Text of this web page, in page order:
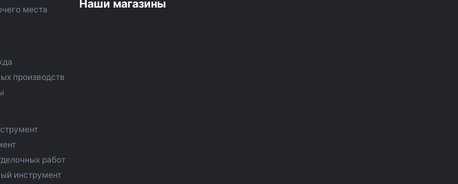
места
производств
работ
инструмент
Наши магазины